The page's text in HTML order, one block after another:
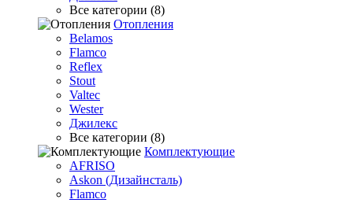
Все категории (8)
Отопления
Belamos
Flamco
Reflex
Stout
Valtec
Wester
Джилекс
Все категории (8)
Комплектующие
AFRISO
Askon (Дизайнсталь)
Flamco